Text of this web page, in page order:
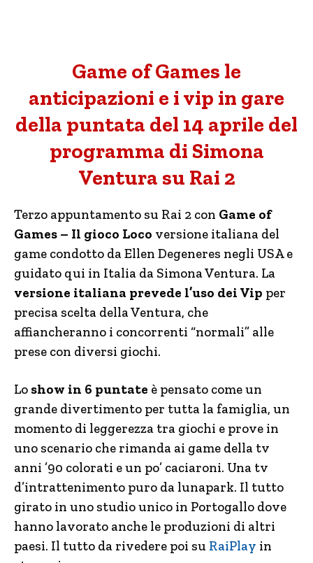
Game of Games le
anticipazioni e i vip in gare
della puntata del 14 aprile del
programma di Simona
Ventura su Rai 2
Terzo appuntamento su Rai 2 con Game of
Games – Il gioco Loco versione italiana del
game condotto da Ellen Degeneres negli USA e
guidato qui in Italia da Simona Ventura. La
versione italiana prevede l’uso dei Vip per
precisa scelta della Ventura, che
affiancheranno i concorrenti “normali” alle
prese con diversi giochi.
Lo show in 6 puntate è pensato come un
grande divertimento per tutta la famiglia, un
momento di leggerezza tra giochi e prove in
uno scenario che rimanda ai game della tv
anni ’90 colorati e un po’ caciaroni. Una tv
d’intrattenimento puro da lunapark. Il tutto
girato in uno studio unico in Portogallo dove
hanno lavorato anche le produzioni di altri
paesi. Il tutto da rivedere poi su RaiPlay in